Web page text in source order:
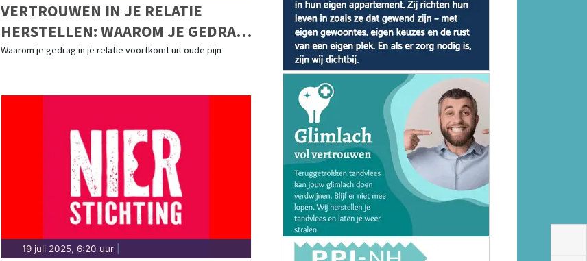
VERTROUWEN IN JE RELATIE
HERSTELLEN: WAAROM JE GEDRAG
ALLES ZEGT OVER HOE JE JE VOELT
Waarom je gedrag in je relatie voortkomt uit oude pijn
19 juli 2025, 6:20 uur|